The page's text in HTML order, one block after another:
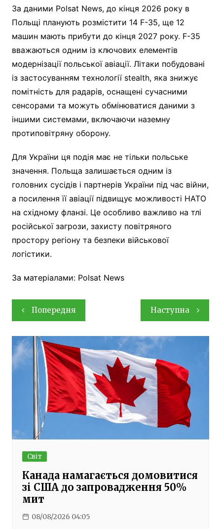
За даними Polsat News, до кінця 2026 року в
Польщі планують розмістити 14 F-35, ще 12
машин мають прибути до кінця 2027 року. F-35
вважаються одним із ключових елементів
модернізації польської авіації. Літаки побудовані
із застосуванням технології stealth, яка знижує
помітність для радарів, оснащені сучасними
сенсорами та можуть обмінюватися даними з
іншими системами, включаючи наземну
протиповітряну оборону.
Для України ця подія має не тільки польське
значення. Польща залишається одним із
головних сусідів і партнерів України під час війни,
а посилення її авіації підвищує можливості НАТО
на східному фланзі. Це особливо важливо на тлі
російської загрози, захисту повітряного
простору регіону та безпеки військової
логістики.
За матеріалами: Polsat News
Навігація
записів
Попередня Наступна
Світ
Канада намагається домовитися
зі США до запровадження 50%
мит
08/08/2026 04:05